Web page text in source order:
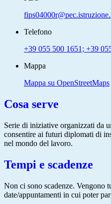
Telefono
+39 055 500 1651; +39
Mappa
Mappa su OpenStreetMaps
Cosa serve
Serie di iniziative organizzati da
consentire ai futuri diplomati di
nel mondo del lavoro.
Tempi e scadenze
Non ci sono scadenze. Vengono
date/appuntamenti in cui poter